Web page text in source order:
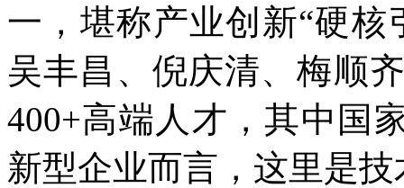
一，堪称产业创新“硬
吴丰昌、倪庆清、梅顺
400+高端人才，其中国
新型企业而言，这里是